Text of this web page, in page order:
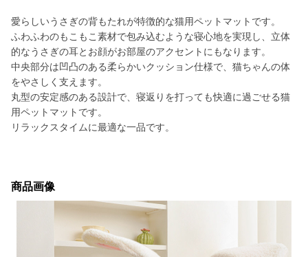
愛らしいうさぎの背もたれが特徴的な猫用ペットマットです。
ふわふわのもこもこ素材で包み込むような寝心地を実現し、立体
的なうさぎの耳とお顔がお部屋のアクセントにもなります。
中央部分は凹凸のある柔らかいクッション仕様で、猫ちゃんの体
をやさしく支えます。
丸型の安定感のある設計で、寝返りを打っても快適に過ごせる猫
用ペットマットです。
リラックスタイムに最適な一品です。
商品画像